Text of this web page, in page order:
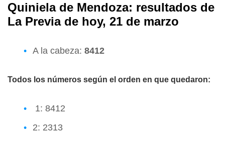
Quiniela de Mendoza: resultados de
La Previa de hoy, 21 de marzo
A la cabeza: 8412
Todos los números según el orden en que quedaron:
1: 8412
2: 2313